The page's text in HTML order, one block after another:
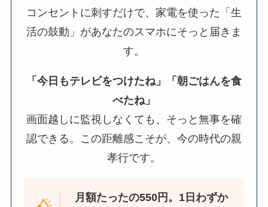
コンセントに刺すだけで、家電を使った「生
活の鼓動」があなたのスマホにそっと届きま
す。
「今日もテレビをつけたね」「朝ごはんを食
べたね」
画面越しに監視しなくても、そっと無事を確
認できる。この距離感こそが、今の時代の親
孝行です。
月額たったの550円。1日わずか